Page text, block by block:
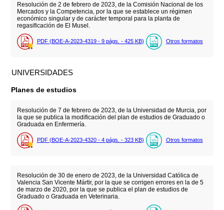
Resolución de 2 de febrero de 2023, de la Comisión Nacional de los
Mercados y la Competencia, por la que se establece un régimen
económico singular y de carácter temporal para la planta de
regasificación de El Musel.
PDF (BOE-A-2023-4319 - 9 págs. - 425 KB) Otros formatos
UNIVERSIDADES
Planes de estudios
Resolución de 7 de febrero de 2023, de la Universidad de Murcia, por
la que se publica la modificación del plan de estudios de Graduado o
Graduada en Enfermería.
PDF (BOE-A-2023-4320 - 4 págs. - 323 KB) Otros formatos
Resolución de 30 de enero de 2023, de la Universidad Católica de
Valencia San Vicente Mártir, por la que se corrigen errores en la de 5
de marzo de 2020, por la que se publica el plan de estudios de
Graduado o Graduada en Veterinaria.